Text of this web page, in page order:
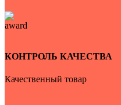
КОНТРОЛЬ КАЧЕСТВА
Качественный товар